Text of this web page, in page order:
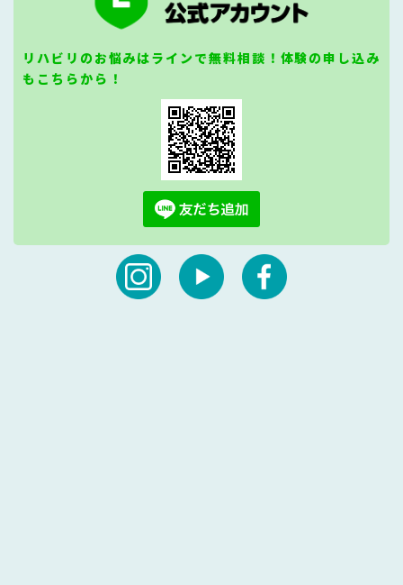
リハビリのお悩みはラインで無料相談！体験の申し込み
もこちらから！